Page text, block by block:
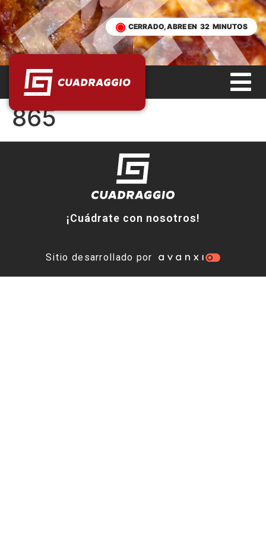
CERRADO, ABRE EN 32 MINUTOS
865
¡Cuádrate con nosotros!
Sitio desarrollado por